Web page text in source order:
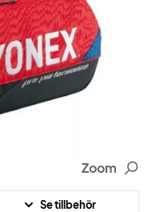
Zoom
Se tillbehör